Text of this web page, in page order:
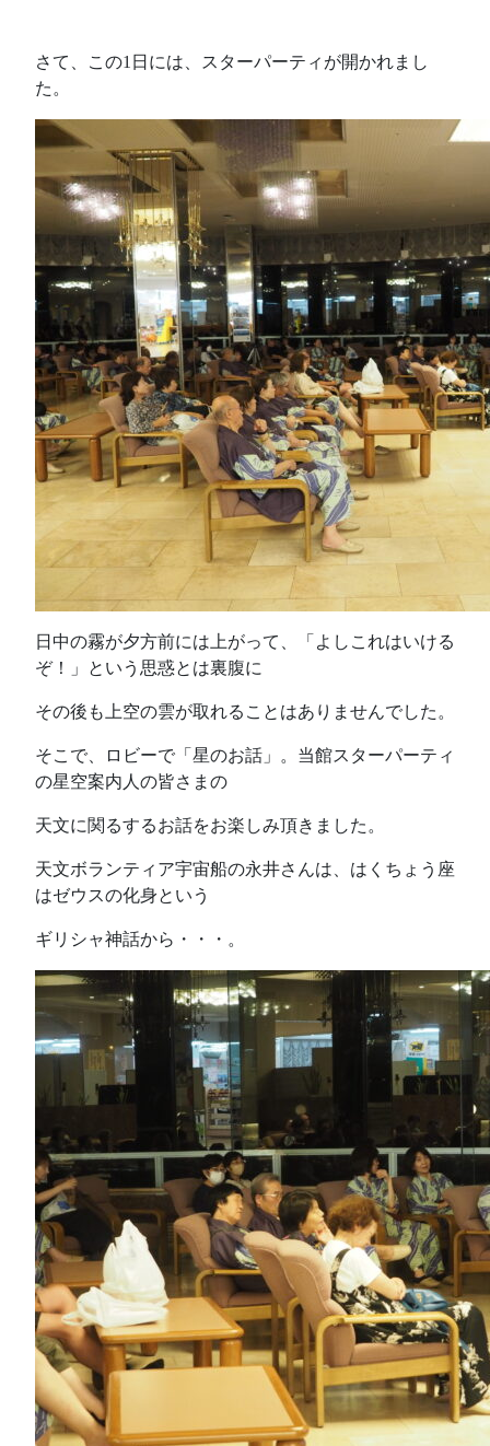
さて、この1日には、スターパーティが開かれまし
た。
日中の霧が夕方前には上がって、「よしこれはいける
ぞ！」という思惑とは裏腹に
その後も上空の雲が取れることはありませんでした。
そこで、ロビーで「星のお話」。当館スターパーティ
の星空案内人の皆さまの
天文に関るするお話をお楽しみ頂きました。
天文ボランティア宇宙船の永井さんは、はくちょう座
はゼウスの化身という
ギリシャ神話から・・・。